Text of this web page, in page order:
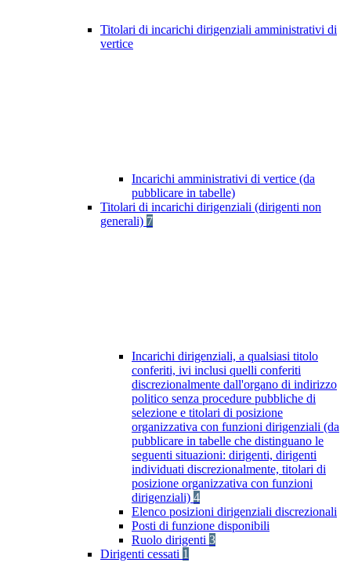
Titolari di incarichi dirigenziali amministrativi di
vertice
Incarichi amministrativi di vertice (da
pubblicare in tabelle)
Titolari di incarichi dirigenziali (dirigenti non
generali) 7
Incarichi dirigenziali, a qualsiasi titolo
conferiti, ivi inclusi quelli conferiti
discrezionalmente dall'organo di indirizzo
politico senza procedure pubbliche di
selezione e titolari di posizione
organizzativa con funzioni dirigenziali (da
pubblicare in tabelle che distinguano le
seguenti situazioni: dirigenti, dirigenti
individuati discrezionalmente, titolari di
posizione organizzativa con funzioni
dirigenziali) 4
Elenco posizioni dirigenziali discrezionali
Posti di funzione disponibili
Ruolo dirigenti 3
Dirigenti cessati 1